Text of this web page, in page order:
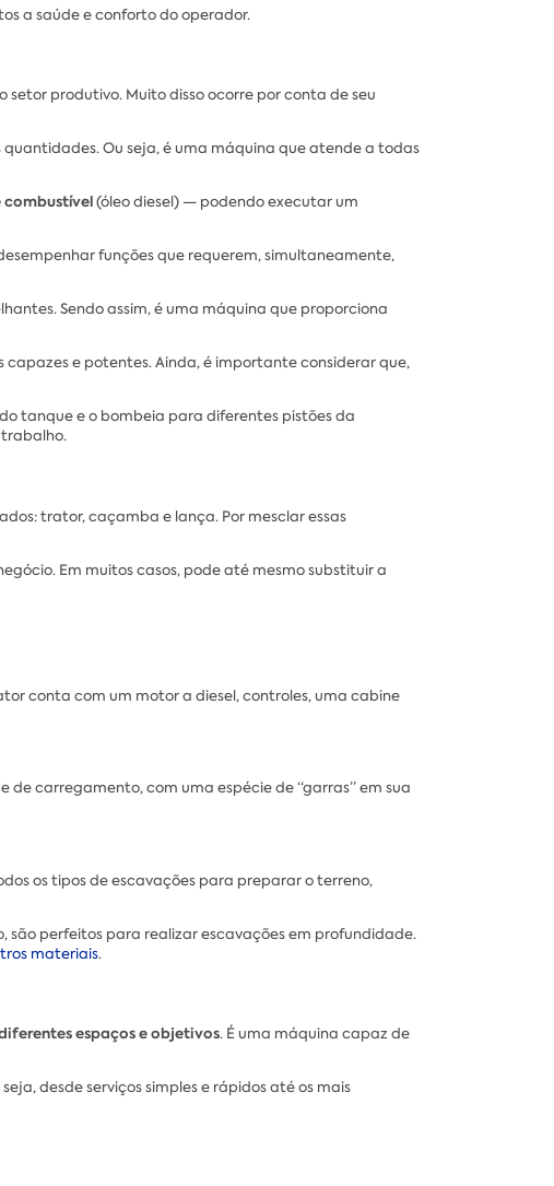
a saúde e conforto do operador.
produtivo. Muito disso ocorre por conta de seu
Ou seja, é uma máquina que atende a todas
combustível(óleo diesel) — podendo executar um
funções que requerem, simultaneamente,
Sendo assim, é uma máquina que proporciona
e potentes. Ainda, é importante considerar que,
tanque e o bombeia para diferentes pistões da
trator, caçamba e lança. Por mesclar essas
Em muitos casos, pode até mesmo substituir a
conta com um motor a diesel, controles, uma cabine
carregamento, com uma espécie de “garras” em sua
os tipos de escavações para preparar o terreno,
são perfeitos para realizar escavações em profundidade.
materiais.
espaços e objetivos. É uma máquina capaz de
desde serviços simples e rápidos até os mais